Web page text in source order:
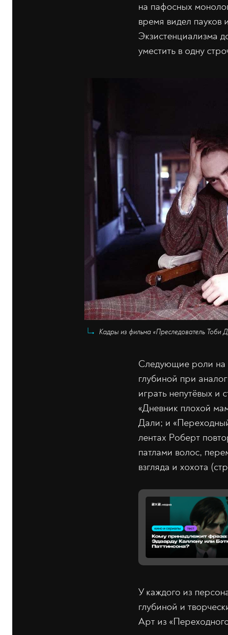
на пафосных
время видел пауков
Экзистенциализма
уместить в одну
Кадры из фильма «Преследователь Тоби
Следующие роли на
глубиной при
играть непутёвых и
«Дневник плохой
Дали; и
лентах Роберт
патлами волос,
взгляда и хохота
У каждого из
глубиной и
Арт из